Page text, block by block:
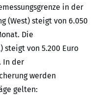
in der
(West) steigt von 6.050
Die
steigt von 5.200 Euro
In der
werden
gelten: